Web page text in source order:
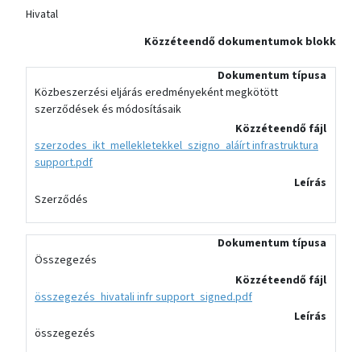
Hivatal
Közzéteendő dokumentumok blokk
Dokumentum típusa
Közbeszerzési eljárás eredményeként megkötött
szerződések és módosításaik
Közzéteendő fájl
szerzodes_ikt_mellekletekkel_szigno_aláírt infrastruktura
support.pdf
Leírás
Szerződés
Dokumentum típusa
Összegezés
Közzéteendő fájl
összegezés_hivatali infr support_signed.pdf
Leírás
összegezés